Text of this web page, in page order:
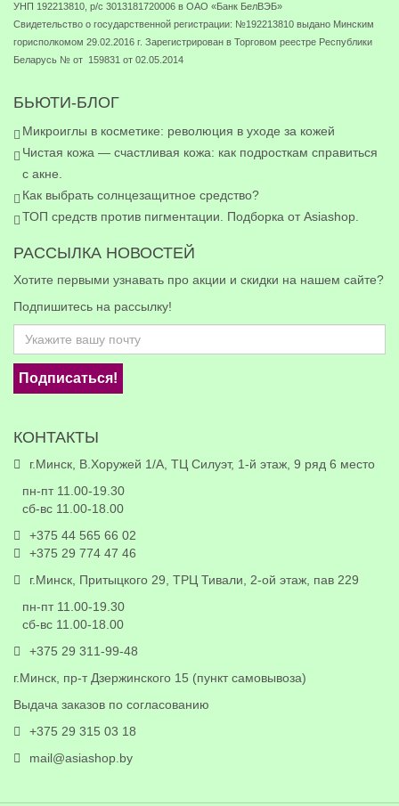
УНП 192213810, р/с 3013181720006 в ОАО «Банк БелВЭБ»
Свидетельство о государственной регистрации: №192213810 выдано Минским
горисполкомом 29.02.2016 г. Зарегистрирован в Торговом реестре Республики
Беларусь № от 159831 от 02.05.2014
БЬЮТИ-БЛОГ
Микроиглы в косметике: революция в уходе за кожей
Чистая кожа — счастливая кожа: как подросткам справиться
с акне.
Как выбрать солнцезащитное средство?
ТОП средств против пигментации. Подборка от Asiashop.
РАССЫЛКА НОВОСТЕЙ
Хотите первыми узнавать про акции и скидки на нашем сайте?
Подпишитесь на рассылку!
Подписаться!
КОНТАКТЫ
г.Минск, В.Хоружей 1/А, ТЦ Силуэт, 1-й этаж, 9 ряд 6 место
пн-пт 11.00-19.30
сб-вс 11.00-18.00
+375 44 565 66 02
+375 29 774 47 46
г.Минск, Притыцкого 29, ТРЦ Тивали, 2-ой этаж, пав 229
пн-пт 11.00-19.30
сб-вс 11.00-18.00
+375 29 311-99-48
г.Минск, пр-т Дзержинского 15 (пункт самовывоза)
Выдача заказов по согласованию
+375 29 315 03 18
mail@asiashop.by